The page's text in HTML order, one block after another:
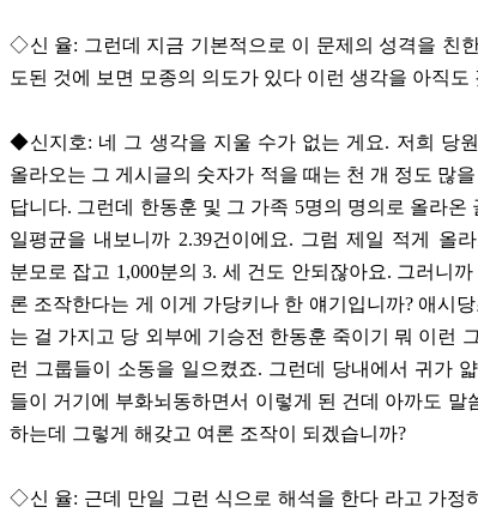
◇신 율: 그런데 지금 기본적으로 이 문제의 성격을 친
도된 것에 보면 모종의 의도가 있다 이런 생각을 아직도
◆신지호: 네 그 생각을 지울 수가 없는 게요. 저희 당원
올라오는 그 게시글의 숫자가 적을 때는 천 개 정도 많
답니다. 그런데 한동훈 및 그 가족 5명의 명의로 올라온
일평균을 내보니까 2.39건이에요. 그럼 제일 적게 올
분모로 잡고 1,000분의 3. 세 건도 안되잖아요. 그러니까
론 조작한다는 게 이게 가당키나 한 얘기입니까? 애시
는 걸 가지고 당 외부에 기승전 한동훈 죽이기 뭐 이런
런 그룹들이 소동을 일으켰죠. 그런데 당내에서 귀가
들이 거기에 부화뇌동하면서 이렇게 된 건데 아까도 말
하는데 그렇게 해갖고 여론 조작이 되겠습니까?
◇신 율: 근데 만일 그런 식으로 해석을 한다 라고 가정